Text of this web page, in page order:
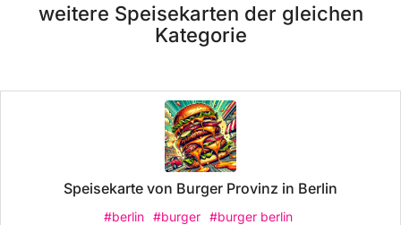
weitere Speisekarten der gleichen
Kategorie
Speisekarte von Burger Provinz in Berlin
#berlin #burger #burger berlin